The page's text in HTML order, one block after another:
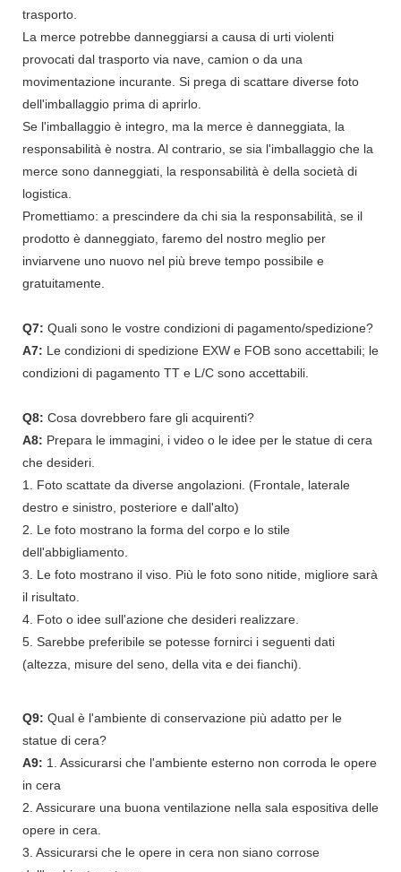
trasporto.
La merce potrebbe danneggiarsi a causa di urti violenti
provocati dal trasporto via nave, camion o da una
movimentazione incurante. Si prega di scattare diverse foto
dell'imballaggio prima di aprirlo.
Se l'imballaggio è integro, ma la merce è danneggiata, la
responsabilità è nostra. Al contrario, se sia l'imballaggio che la
merce sono danneggiati, la responsabilità è della società di
logistica.
Promettiamo: a prescindere da chi sia la responsabilità, se il
prodotto è danneggiato, faremo del nostro meglio per
inviarvene uno nuovo nel più breve tempo possibile e
gratuitamente.
Q7: Quali sono le vostre condizioni di pagamento/spedizione?
A7: Le condizioni di spedizione EXW e FOB sono accettabili; le
condizioni di pagamento TT e L/C sono accettabili.
Q8: Cosa dovrebbero fare gli acquirenti?
A8: Prepara le immagini, i video o le idee per le statue di cera
che desideri.
1. Foto scattate da diverse angolazioni. (Frontale, laterale
destro e sinistro, posteriore e dall'alto)
2. Le foto mostrano la forma del corpo e lo stile
dell'abbigliamento.
3. Le foto mostrano il viso. Più le foto sono nitide, migliore sarà
il risultato.
4. Foto o idee sull'azione che desideri realizzare.
5. Sarebbe preferibile se potesse fornirci i seguenti dati
(altezza, misure del seno, della vita e dei fianchi).
Q9: Qual è l'ambiente di conservazione più adatto per le
statue di cera?
A9: 1. Assicurarsi che l'ambiente esterno non corroda le opere
in cera
2. Assicurare una buona ventilazione nella sala espositiva delle
opere in cera.
3. Assicurarsi che le opere in cera non siano corrose